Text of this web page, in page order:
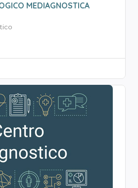
MEDIAGNOSTICA